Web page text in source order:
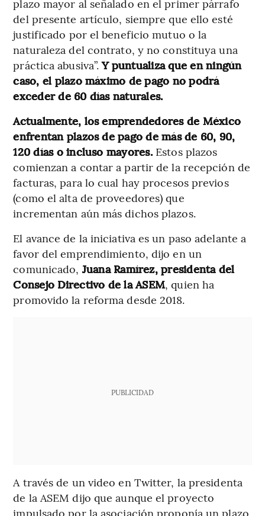
plazo mayor al señalado en el primer párrafo
del presente artículo, siempre que ello esté
justificado por el beneficio mutuo o la
naturaleza del contrato, y no constituya una
práctica abusiva”.Y puntualiza que en ningún
caso, el plazo máximo de pago no podrá
exceder de 60 días naturales.
Actualmente, los emprendedores de México
enfrentan plazos de pago de más de 60, 90,
120 días o incluso mayores. Estos plazos
comienzan a contar a partir de la recepción de
facturas, para lo cual hay procesos previos
(como el alta de proveedores) que
incrementan aún más dichos plazos.
El avance de la iniciativa es un paso adelante a
favor del emprendimiento, dijo en un
comunicado, Juana Ramírez, presidenta del
Consejo Directivo de la ASEM, quien ha
promovido la reforma desde 2018.
PUBLICIDAD
A través de un video en Twitter, la presidenta
de la ASEM dijo que aunque el proyecto
impulsado por la asociación proponía un plazo